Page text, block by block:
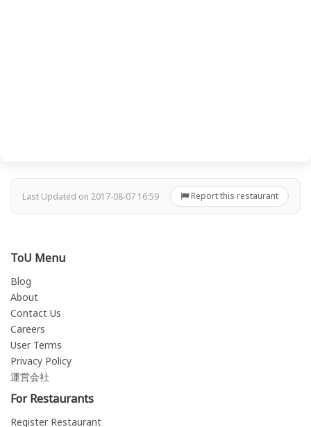
Last Updated on 2017-08-07 16:59 Report this restaurant
ToU Menu
Blog
About
Contact Us
Careers
User Terms
Privacy Policy
運営会社
For Restaurants
Register Restaurant